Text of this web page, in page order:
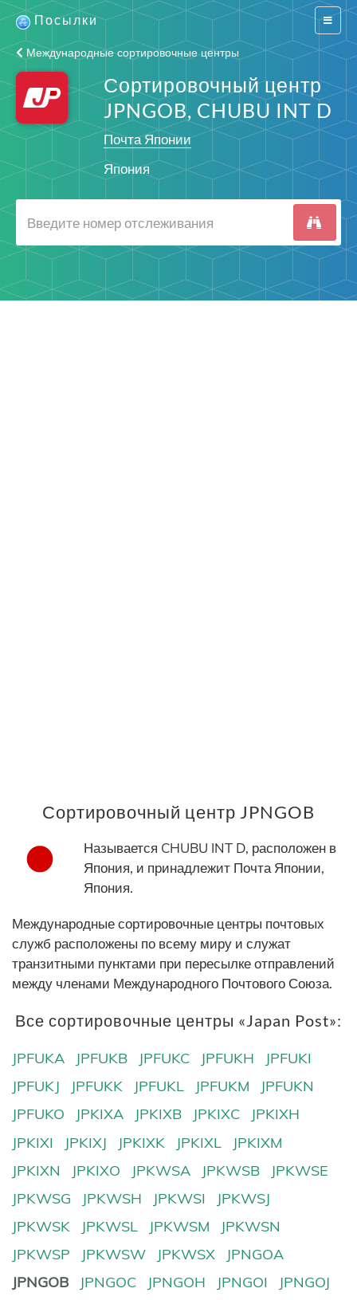
Switch
Посылки
Международные сортировочные центры
Сортировочный центр
JPNGOB, CHUBU INT D
Почта Японии
Япония
Сортировочный центр JPNGOB
Называется CHUBU INT D, расположен в
Япония, и принадлежит Почта Японии,
Япония.
Международные сортировочные центры почтовых
служб расположены по всему миру и служат
транзитными пунктами при пересылке отправлений
между членами Международного Почтового Союза.
Все сортировочные центры «Japan Post»:
JPFUKA JPFUKB JPFUKC JPFUKH
JPFUKI
JPFUKJ
JPFUKK JPFUKL JPFUKM
JPFUKN
JPFUKO
JPKIXA JPKIXB JPKIXC
JPKIXH
JPKIXI
JPKIXJ JPKIXK JPKIXL
JPKIXM
JPKIXN
JPKIXO JPKWSA JPKWSB
JPKWSE
JPKWSG
JPKWSH JPKWSI
JPKWSJ
JPKWSK
JPKWSL JPKWSM
JPKWSN
JPKWSP
JPKWSW JPKWSX
JPNGOA
JPNGOB
JPNGOC JPNGOH JPNGOI
JPNGOJ